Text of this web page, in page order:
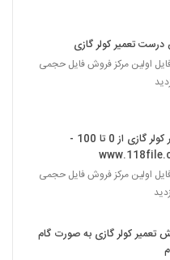
تعمیر کولر گازی
تعمیر کولر گازی از 0 تا 100 -
تعمیر کولر گازی به صورت گام